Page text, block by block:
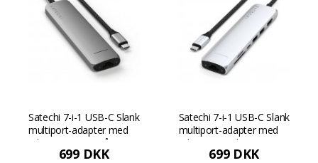
Satechi 7-i-1 USB-C Slank
multiport-adapter med
Ethernet - Rumgrå
699 DKK
Satechi 7-i-1 USB-C Slank
multiport-adapter med
Ethernet - Sølv
699 DKK